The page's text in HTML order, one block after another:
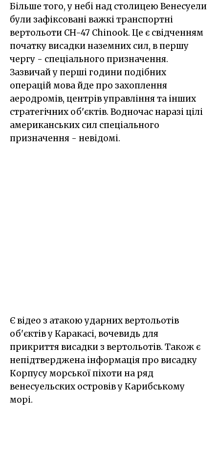
Більше того, у небі над столицею Венесуели
були зафіксовані важкі транспортні
вертольоти CH-47 Chinook. Це є свідченням
початку висадки наземних сил, в першу
чергу - спеціального призначення.
Зазвичай у перші години подібних
операцій мова йде про захоплення
аеродромів, центрів управління та інших
стратегічних об'єктів. Водночас наразі цілі
американських сил спеціального
призначення - невідомі.
Є відео з атакою ударних вертольотів
об'єктів у Каракасі, вочевидь для
прикриття висадки з вертольотів. Також є
непідтверджена інформація про висадку
Корпусу морської піхоти на ряд
венесуельских островів у Карибському
морі.